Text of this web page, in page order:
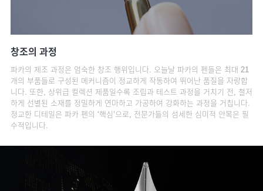
창조의 과정
파카의 제조 과정은 엄숙한 창조 행위입니다. 오늘날 파카의 펜들은 최대 21
개의 부품들로 구성된 메커니즘이 정교하게 작동하여 뛰어난 품질을 자랑합
니다. 또한, 상위급 컬렉션 제품일수록 조립과 테스트 과정을 거치기 전, 철저
하게 선별된 소재를 정밀하게 연마하고 가공하여 강화하는 과정을 거칩니다.
정교한 디테일은 파카 펜의 ‘핵심’으로, 전문가들의 섬세한 심미적 안목은 필
수적입니다.